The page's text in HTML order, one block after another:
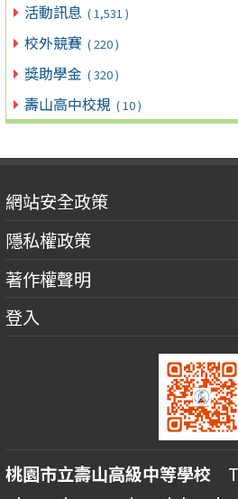
活動訊息 ( 1,531 )
校外競賽 ( 220 )
獎助學金 ( 320 )
壽山高中校規 ( 10 )
網站安全政策
隱私權政策
著作權聲明
登入
桃園市立壽山高級中等學校